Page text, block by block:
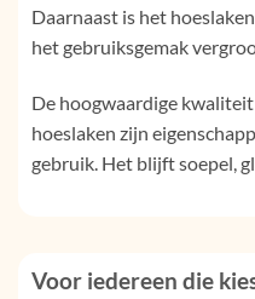
Daarnaast is het
het gebruiksgemak
De hoogwaardige
hoeslaken zijn
gebruik. Het blijft soepel,
Voor iedereen die